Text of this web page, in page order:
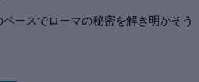
ースでローマの秘密を解き明かそう